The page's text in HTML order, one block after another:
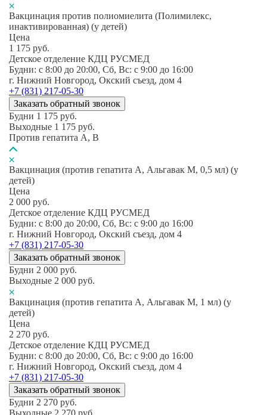
Вакцинация против полиомиелита (Полимилекс,
инактивированная) (у детей)
Цена
1 175 руб.
Детское отделение КДЦ РУСМЕД
Будни: c 8:00 до 20:00, Сб, Вс: c 9:00 до 16:00
г. Нижний Новгород, Окский съезд, дом 4
+7 (831) 217-05-30
Заказать обратный звонок
Будни 1 175 руб.
Выходные 1 175 руб.
Против гепатита А, В
Вакцинация (против гепатита А, Альгавак М, 0,5 мл) (у
детей)
Цена
2 000 руб.
Детское отделение КДЦ РУСМЕД
Будни: c 8:00 до 20:00, Сб, Вс: c 9:00 до 16:00
г. Нижний Новгород, Окский съезд, дом 4
+7 (831) 217-05-30
Заказать обратный звонок
Будни 2 000 руб.
Выходные 2 000 руб.
Вакцинация (против гепатита А, Альгавак М, 1 мл) (у
детей)
Цена
2 270 руб.
Детское отделение КДЦ РУСМЕД
Будни: c 8:00 до 20:00, Сб, Вс: c 9:00 до 16:00
г. Нижний Новгород, Окский съезд, дом 4
+7 (831) 217-05-30
Заказать обратный звонок
Будни 2 270 руб.
Выходные 2 270 руб.